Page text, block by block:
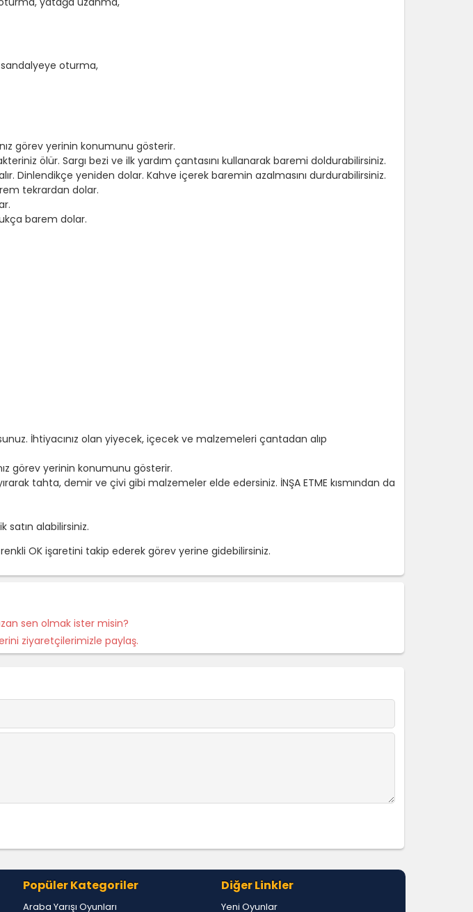
sandalyeye oturma,
görev yerinin konumunu gösterir.
ölür. Sargı bezi ve ilk yardım çantasını kullanarak baremi doldurabilirsiniz.
Dinlendikçe yeniden dolar. Kahve içerek baremin azalmasını durdurabilirsiniz.
tekrardan dolar.
barem dolar.
İhtiyacınız olan yiyecek, içecek ve malzemeleri çantadan alıp
görev yerinin konumunu gösterir.
tahta, demir ve çivi gibi malzemeler elde edersiniz. İNŞA ETME kısmından da
satın alabilirsiniz.
OK işaretini takip ederek görev yerine gidebilirsiniz.
sen olmak ister misin?
ziyaretçilerimizle paylaş.
Popüler Kategoriler
Araba Yarışı Oyunları
Diğer Linkler
Yeni Oyunlar